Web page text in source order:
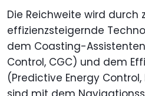
Die Reichweite wird durch
effizienzsteigernde
dem Coasting-
Control, CGC) und dem
(Predictive Energy Control,